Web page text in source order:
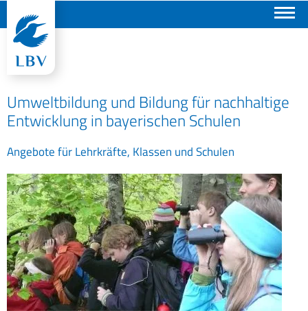
Umweltbildung und Bildung für nachhaltige
Entwicklung in bayerischen Schulen
Angebote für Lehrkräfte, Klassen und Schulen